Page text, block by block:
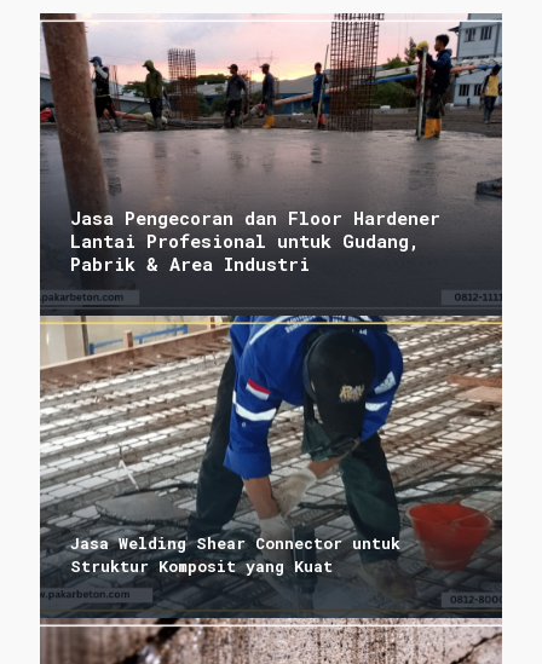
Jasa Pengecoran dan Floor Hardener
Lantai Profesional untuk Gudang,
Pabrik & Area Industri
Jasa Welding Shear Connector untuk
Struktur Komposit yang Kuat